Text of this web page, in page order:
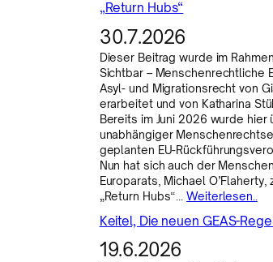
„Return Hubs“
30.7.2026
Dieser Beitrag wurde im
Sichtbar – Menschenrechtliche
Asyl- und Migrationsrecht von
erarbeitet und von Katharina
Bereits im Juni 2026 wurde hier
unabhängiger
geplanten EU-
Nun hat sich auch der
Europarats, Michael
„Return Hubs“…Weiterlesen..
Keitel, Die neuen GEAS-
19.6.2026